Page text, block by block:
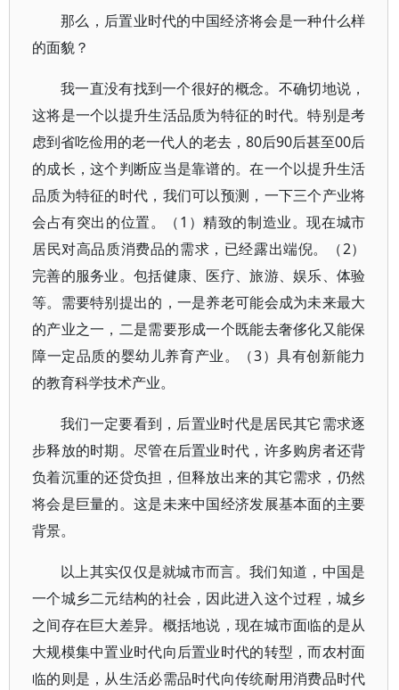
那么，后置业时代的中国经济将会是一种什么样
的面貌？
我一直没有找到一个很好的概念。不确切地说，
这将是一个以提升生活品质为特征的时代。特别是考
虑到省吃俭用的老一代人的老去，80后90后甚至00后
的成长，这个判断应当是靠谱的。在一个以提升生活
品质为特征的时代，我们可以预测，一下三个产业将
会占有突出的位置。（1）精致的制造业。现在城市
居民对高品质消费品的需求，已经露出端倪。（2）
完善的服务业。包括健康、医疗、旅游、娱乐、体验
等。需要特别提出的，一是养老可能会成为未来最大
的产业之一，二是需要形成一个既能去奢侈化又能保
障一定品质的婴幼儿养育产业。（3）具有创新能力
的教育科学技术产业。
我们一定要看到，后置业时代是居民其它需求逐
步释放的时期。尽管在后置业时代，许多购房者还背
负着沉重的还贷负担，但释放出来的其它需求，仍然
将会是巨量的。这是未来中国经济发展基本面的主要
背景。
以上其实仅仅是就城市而言。我们知道，中国是
一个城乡二元结构的社会，因此进入这个过程，城乡
之间存在巨大差异。概括地说，现在城市面临的是从
大规模集中置业时代向后置业时代的转型，而农村面
临的则是，从生活必需品时代向传统耐用消费品时代